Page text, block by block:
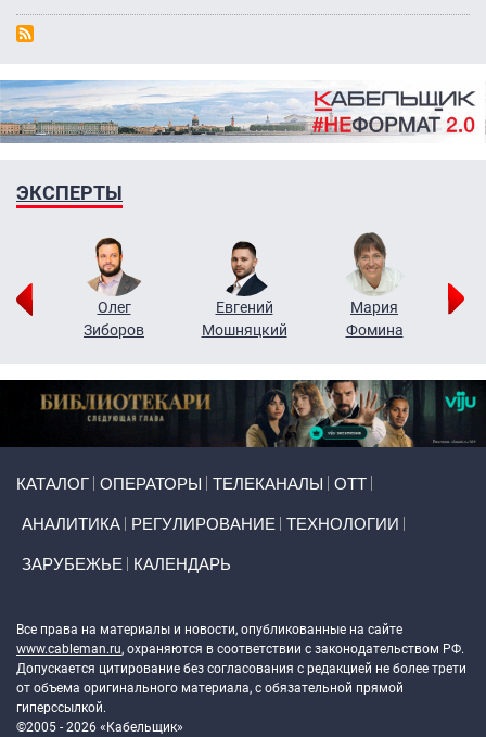
ЭКСПЕРТЫ
Олег
Зиборов
Евгений
Мошняцкий
Мария
Фомина
КАТАЛОГ ОПЕРАТОРЫ ТЕЛЕКАНАЛЫ ОТТ
АНАЛИТИКА РЕГУЛИРОВАНИЕ ТЕХНОЛОГИИ
ЗАРУБЕЖЬЕ КАЛЕНДАРЬ
Все права на материалы и новости, опубликованные на сайте
www.cableman.ru, охраняются в соответствии с законодательством РФ.
Допускается цитирование без согласования с редакцией не более трети
от объема оригинального материала, с обязательной прямой
гиперссылкой.
©2005 - 2026 «Кабельщик»